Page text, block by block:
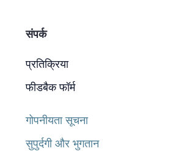
संपर्क
प्रतिक्रिया
फीडबैक फॉर्म
गोपनीयता सूचना
सुपुर्दगी और भुगतान